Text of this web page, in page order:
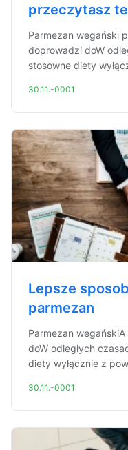
przeczytasz
Parmezan wegański
doprowadzi doW
stosowne diety
30.11.-0001
Lepsze
parmezan
Parmezan
doW odległych
diety wyłącznie z
30.11.-0001